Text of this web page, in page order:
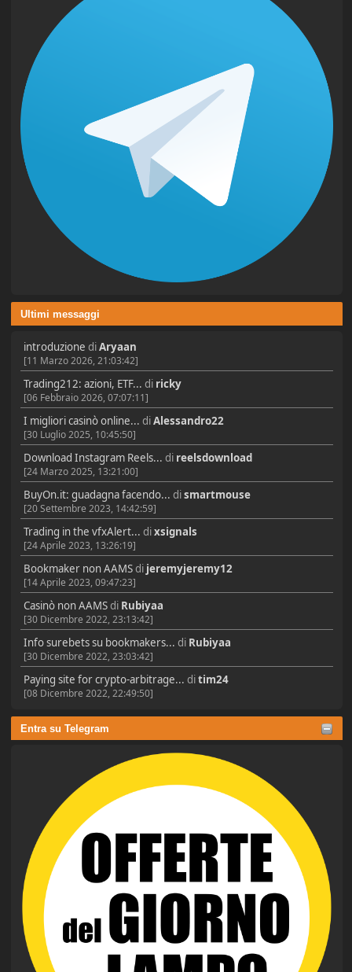
Ultimi messaggi
introduzione diAryaan
[11 Marzo 2026, 21:03:42]
Trading212: azioni, ETF... di ricky
[06 Febbraio 2026, 07:07:11]
I migliori casinò online... diAlessandro22
[30 Luglio 2025, 10:45:50]
Download Instagram Reels... di reelsdownload
[24 Marzo 2025, 13:21:00]
BuyOn.it: guadagna facendo... dismartmouse
[20 Settembre 2023, 14:42:59]
Trading in the vfxAlert... dixsignals
[24 Aprile 2023, 13:26:19]
Bookmaker non AAMSdi jeremyjeremy12
[14 Aprile 2023, 09:47:23]
Casinò non AAMSdi Rubiyaa
[30 Dicembre 2022, 23:13:42]
Info surebets su bookmakers... di Rubiyaa
[30 Dicembre 2022, 23:03:42]
Paying site for crypto-arbitrage... ditim24
[08 Dicembre 2022, 22:49:50]
Entra su Telegram